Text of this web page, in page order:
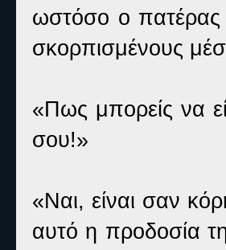
ωστόσο ο πατέρας
σκορπισμένους
«Πως μπορείς να
σου!»
«Ναι, είναι σαν
αυτό η προδοσία